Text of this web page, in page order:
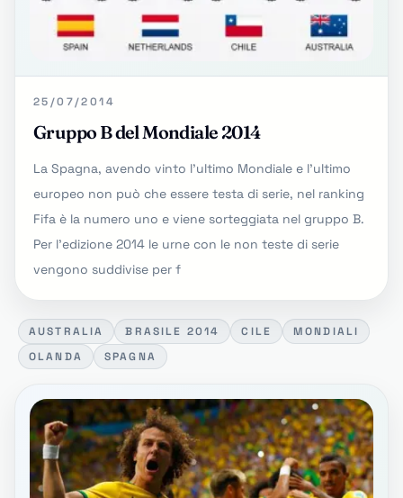
25/07/2014
Gruppo B del Mondiale 2014
La Spagna, avendo vinto l'ultimo Mondiale e l'ultimo
europeo non può che essere testa di serie, nel ranking
Fifa è la numero uno e viene sorteggiata nel gruppo B.
Per l'edizione 2014 le urne con le non teste di serie
vengono suddivise per f
AUSTRALIA BRASILE 2014 CILE
MONDIALI
OLANDA
SPAGNA